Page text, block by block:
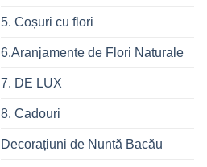
5. Coșuri cu flori
6.Aranjamente de Flori Naturale
7. DE LUX
8. Cadouri
Decorațiuni de Nuntă Bacău